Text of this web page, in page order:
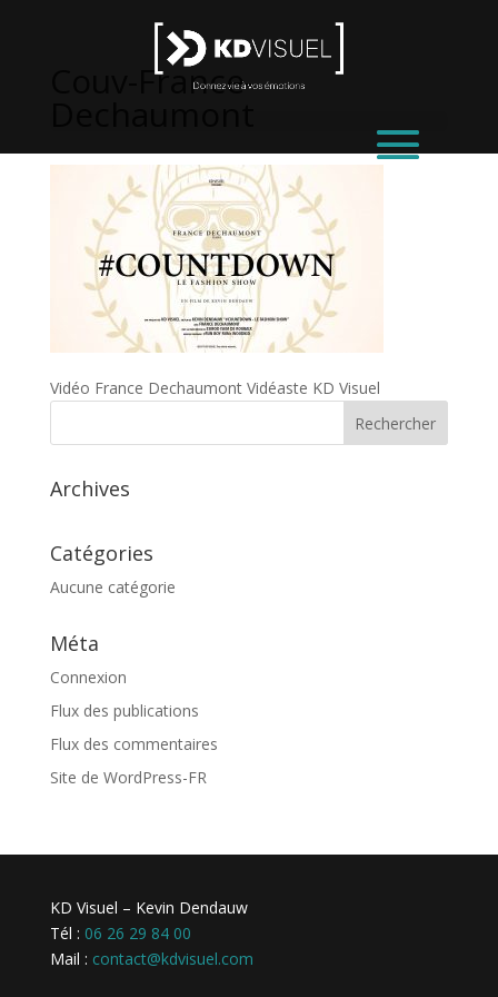
Couv-France-
Vidéo France Dechaumont Vidéaste KD Visuel
Archives
Catégories
Aucune catégorie
Méta
Connexion
Flux des publications
Flux des commentaires
Site de WordPress-FR
KD Visuel – Kevin Dendauw
Tél : 06 26 29 84 00
Mail : contact@kdvisuel.com